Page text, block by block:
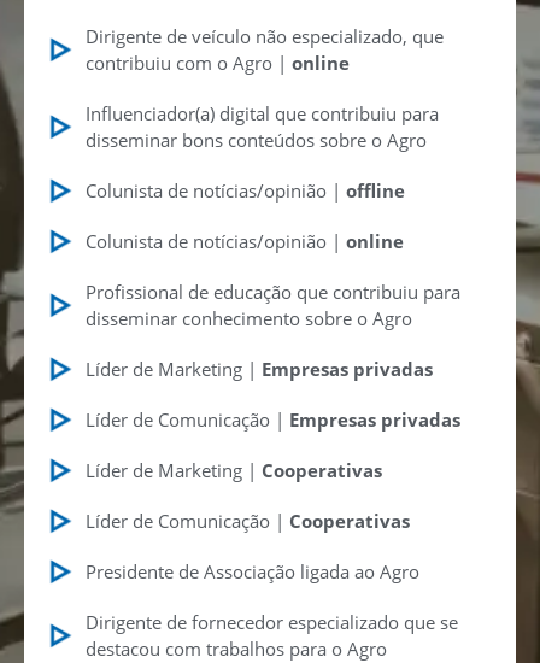
Dirigente de veículo não especializado, que
contribuiu com o Agro |online
Influenciador(a) digital que contribuiu para
disseminar bons conteúdos sobre o Agro
Colunista de notícias/opinião |offline
Colunista de notícias/opinião |online
Profissional de educação que contribuiu para
disseminar conhecimento sobre o Agro
Líder de Marketing | Empresas privadas
Líder de Comunicação | Empresas privadas
Líder de Marketing | Cooperativas
Líder de Comunicação | Cooperativas
Presidente de Associação ligada ao Agro
Dirigente de fornecedor especializado que se
destacou com trabalhos para o Agro